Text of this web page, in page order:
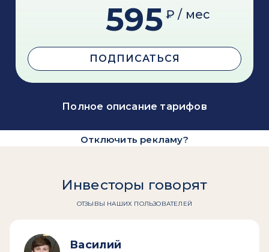
595 ₽ / мес
ПОДПИСАТЬСЯ
Полное описание тарифов
Отключить рекламу?
Инвесторы говорят
ОТЗЫВЫ НАШИХ ПОЛЬЗОВАТЕЛЕЙ
Василий